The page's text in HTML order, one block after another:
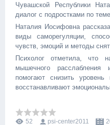
Чувашской Республики
диалог с подростками по
Наталия Иосифовна
виды саморегуляции,
чувств, эмоций и методы
Психолог отметила, что
мышечного
помогают снизить уровень
восстанавливают
52 psi-center2011